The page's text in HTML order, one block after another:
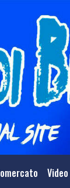
Video